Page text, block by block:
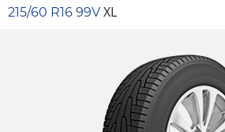
215/60 R16 99V XL